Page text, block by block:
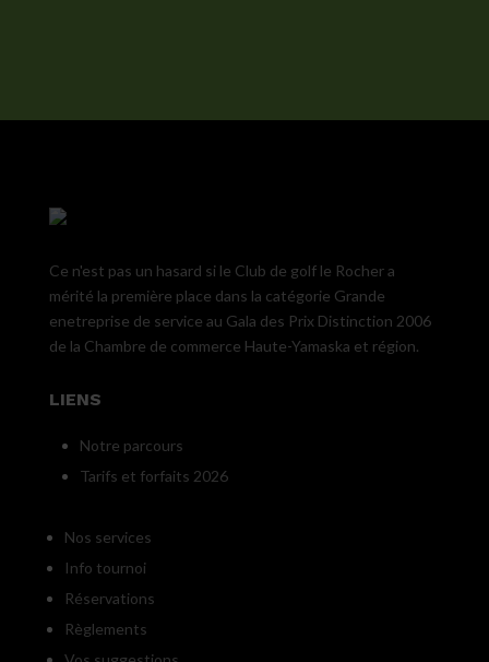
Ce n'est pas un hasard si le Club de golf le Rocher a
mérité la première place dans la catégorie Grande
enetreprise de service au Gala des Prix Distinction 2006
de la Chambre de commerce Haute-Yamaska et région.
LIENS
Notre parcours
Tarifs et forfaits 2026
Nos services
Info tournoi
Réservations
Règlements